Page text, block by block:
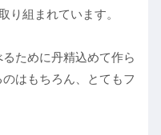
り組まれています。
ために丹精込めて作ら
はもちろん、とてもフ